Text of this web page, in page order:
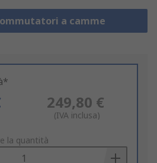
a camme
249,80 €
(IVA inclusa)
la quantità